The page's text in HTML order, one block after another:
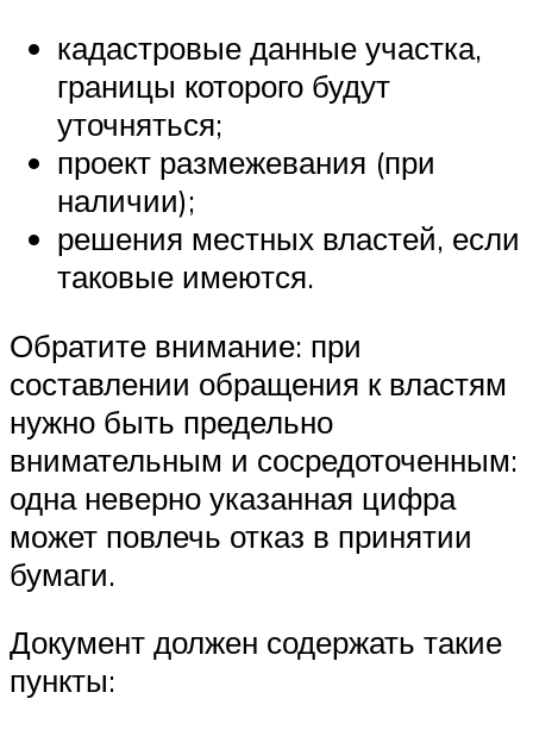
кадастровые данные участка,
границы которого будут
уточняться;
проект размежевания (при
наличии);
решения местных властей, если
таковые имеются.
Обратите внимание: при
составлении обращения к властям
нужно быть предельно
внимательным и сосредоточенным:
одна неверно указанная цифра
может повлечь отказ в принятии
бумаги.
Документ должен содержать такие
пункты: